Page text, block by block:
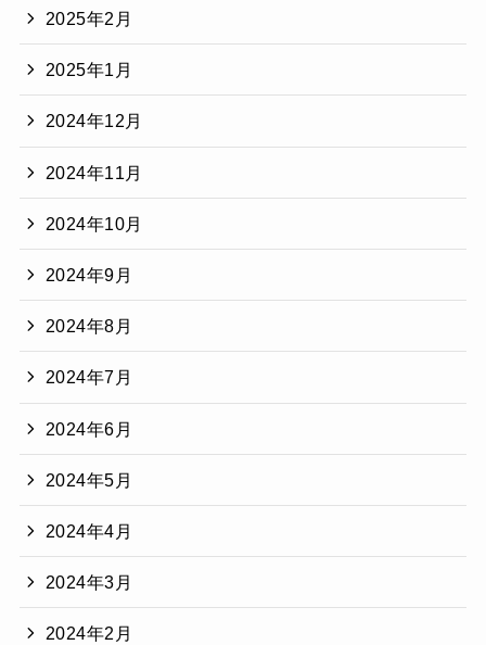
2025年2月
2025年1月
2024年12月
2024年11月
2024年10月
2024年9月
2024年8月
2024年7月
2024年6月
2024年5月
2024年4月
2024年3月
2024年2月